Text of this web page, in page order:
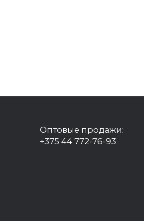
Оптовые продажи:
+375 44 772-76-93